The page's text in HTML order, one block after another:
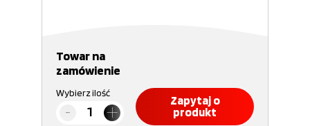
Towar na
zamówienie
Wybierz ilość
Zapytaj o
produkt